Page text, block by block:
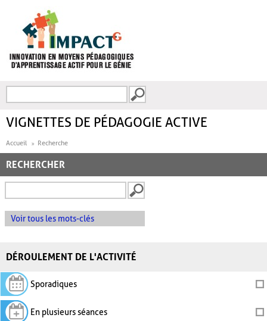
FORMULAIRE DE
VIGNETTES DE PÉDAGOGIE ACTIVE
Accueil Recherche
RECHERCHER
Voir tous les mots-clés
DÉROULEMENT DE L'ACTIVITÉ
Sporadiques
En plusieurs séances